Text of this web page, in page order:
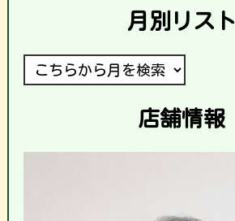
月別リスト
店舗情報